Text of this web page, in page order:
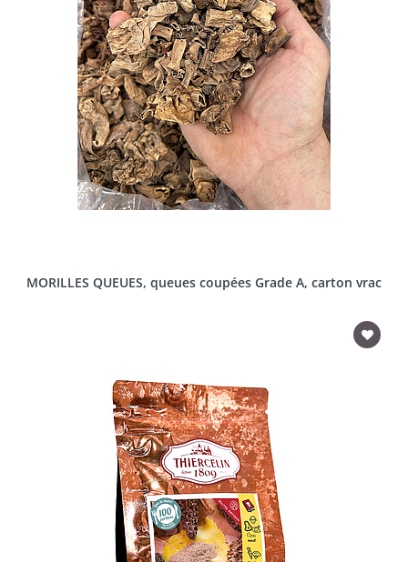
MORILLES QUEUES, queues coupées Grade A, carton vrac